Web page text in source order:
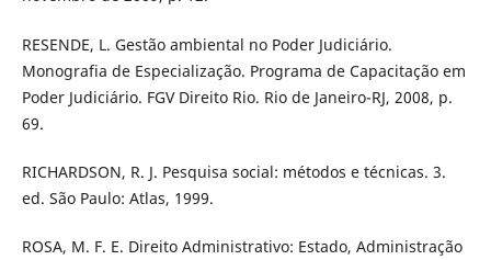
RESENDE, L. Gestão ambiental no Poder Judiciário.
Monografia de Especialização. Programa de Capacitação em
Poder Judiciário. FGV Direito Rio. Rio de Janeiro-RJ, 2008, p.
69.
RICHARDSON, R. J. Pesquisa social: métodos e técnicas. 3.
ed. São Paulo: Atlas, 1999.
ROSA, M. F. E. Direito Administrativo: Estado, Administração